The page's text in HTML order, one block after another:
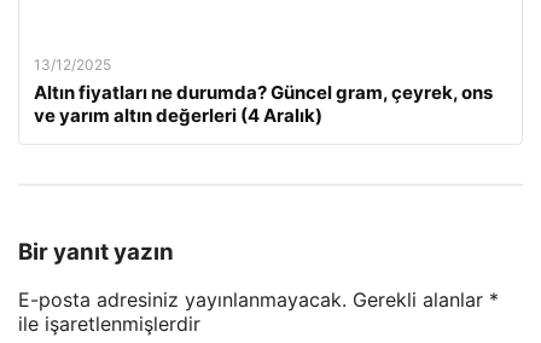
13/12/2025
Altın fiyatları ne durumda? Güncel gram, çeyrek, ons
ve yarım altın değerleri (4 Aralık)
Bir yanıt yazın
E-posta adresiniz yayınlanmayacak. Gerekli alanlar *
ile işaretlenmişlerdir